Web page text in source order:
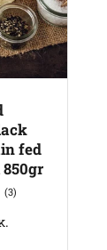
fed
(3)